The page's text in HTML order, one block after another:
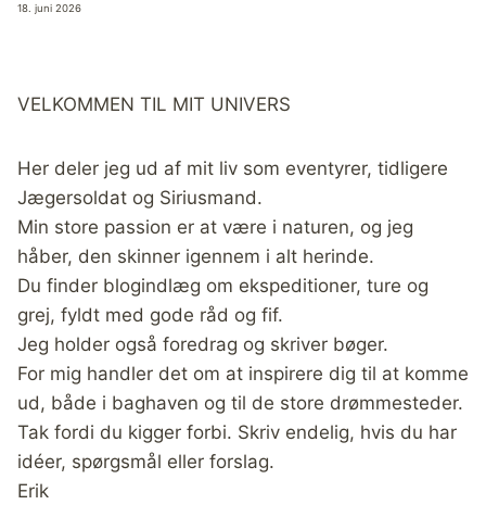
18. juni 2026
VELKOMMEN TIL MIT UNIVERS
Her deler jeg ud af mit liv som eventyrer, tidligere
Jægersoldat og Siriusmand.
Min store passion er at være i naturen, og jeg
håber, den skinner igennem i alt herinde.
Du finder blogindlæg om ekspeditioner, ture og
grej, fyldt med gode råd og fif.
Jeg holder også foredrag og skriver bøger.
For mig handler det om at inspirere dig til at komme
ud, både i baghaven og til de store drømmesteder.
Tak fordi du kigger forbi. Skriv endelig, hvis du har
idéer, spørgsmål eller forslag.
Erik